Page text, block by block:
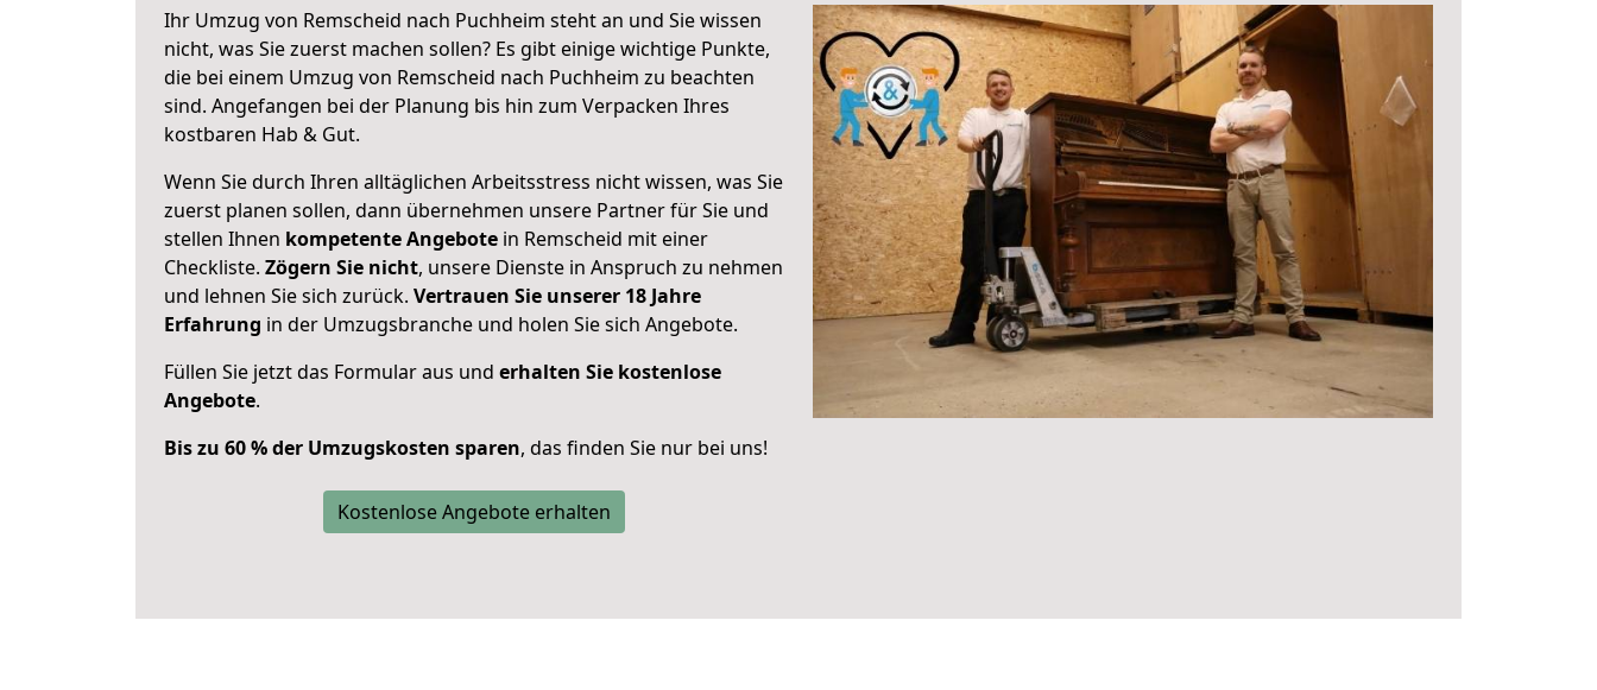
Ihr Umzug von Remscheid nach Puchheim steht an und Sie wissen
nicht, was Sie zuerst machen sollen? Es gibt einige wichtige Punkte,
die bei einem Umzug von Remscheid nach Puchheim zu beachten
sind. Angefangen bei der Planung bis hin zum Verpacken Ihres
kostbaren Hab & Gut.
Wenn Sie durch Ihren alltäglichen Arbeitsstress nicht wissen, was Sie
zuerst planen sollen, dann übernehmen unsere Partner für Sie und
stellen Ihnen kompetente Angebote in Remscheid mit einer
Checkliste. Zögern Sie nicht, unsere Dienste in Anspruch zu nehmen
und lehnen Sie sich zurück. Vertrauen Sie unserer 18 Jahre
Erfahrung in der Umzugsbranche und holen Sie sich Angebote.
Füllen Sie jetzt das Formular aus und erhalten Sie kostenlose
Angebote.
Bis zu 60 % der Umzugskosten sparen, das finden Sie nur bei uns!
Kostenlose Angebote erhalten